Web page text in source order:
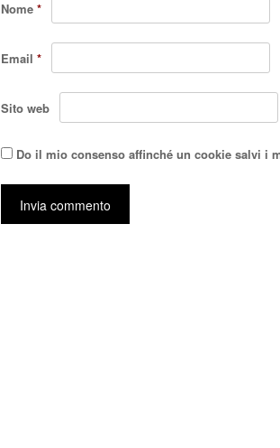
Nome *
Email *
Sito web
Do il mio consenso affinché un cookie salvi i